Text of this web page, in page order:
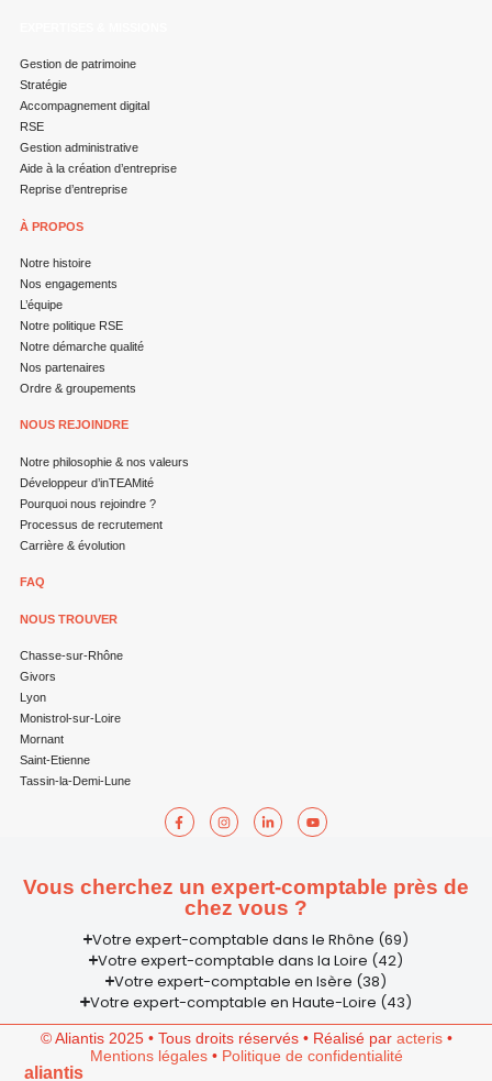
Gestion de patrimoine
Stratégie
Accompagnement digital
RSE
Gestion administrative
Aide à la création d’entreprise
Reprise d’entreprise
À PROPOS
Notre histoire
Nos engagements
L’équipe
Notre politique RSE
Notre démarche qualité
Nos partenaires
Ordre & groupements
NOUS REJOINDRE
Notre philosophie & nos valeurs
Développeur d’inTEAMité
Pourquoi nous rejoindre ?
Processus de recrutement
Carrière & évolution
FAQ
NOUS TROUVER
Chasse-sur-Rhône
Givors
Lyon
Monistrol-sur-Loire
Mornant
Saint-Etienne
Tassin-la-Demi-Lune
Vous cherchez un expert-comptable près de
chez vous ?
Votre expert-comptable dans le Rhône (69)
Votre expert-comptable dans la Loire (42)
Votre expert-comptable en Isère (38)
Votre expert-comptable en Haute-Loire (43)
© Aliantis 2025 • Tous droits réservés • Réalisé par acteris•
Mentions légales• Politique de confidentialité
aliantis